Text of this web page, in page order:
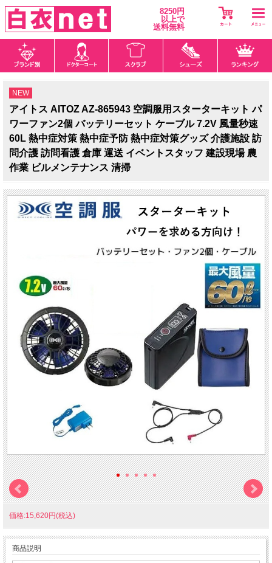
8250円
以上で
送料無料
NEW
アイトス AITOZ AZ-865943 空調服用スターターキット パ
ワーファン2個 バッテリーセット ケーブル 7.2V 風量秒速
60L 熱中症対策 熱中症予防 熱中症対策グッズ 介護施設 訪
問介護 訪問看護 倉庫 運送 イベントスタッフ 建設現場 農
作業 ビルメンテナンス 清掃
価格:15,620円(税込)
商品説明